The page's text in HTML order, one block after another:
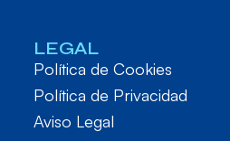
LEGAL
Política de Cookies
Política de Privacidad
Aviso Legal